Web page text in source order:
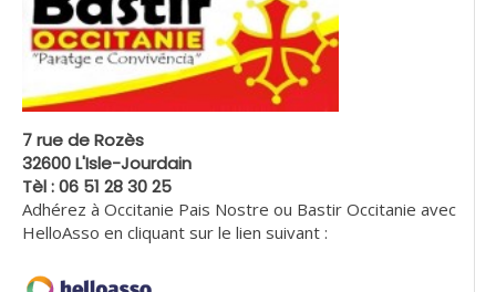
7 rue de Rozès
32600 L'Isle-Jourdain
Tèl : 06 51 28 30 25
Adhérez à Occitanie Pais Nostre ou Bastir Occitanie avec
HelloAsso en cliquant sur le lien suivant :